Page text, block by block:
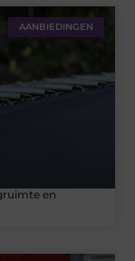
AANBIEDINGEN
en